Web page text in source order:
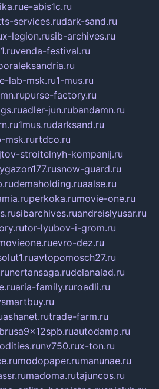
e-abis1c.ru
services.rudark-sand.ru
x-legion.rusib-archives.ru
venda-festival.ru
lab-msk.ru1-mus.ru
purse-factory.ru
adler-jun.rubandamn.ru
1mus.rudarksand.ru
msk.rurtdco.ru
stroitelnyh-kompanij.ru
snow-guard.ru
demaholding.ruaalse.ru
perkoka.rumovie-one.ru
sibarchives.ruandreislyusar.ru
tor-lyubov-i-grom.ru
evro-dez.ru
avtopomosch27.ru
nertansaga.rudelanalad.ru
aria-family.ruroadli.ru
ashanet.rutrade-farm.ru
autodamp.ru
nv750.rux-ton.ru
modopaper.rumanunae.ru
madoma.rutajuncos.ru